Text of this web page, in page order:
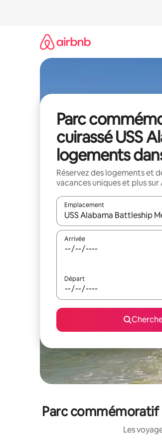
Parc
cuirassé USS
logements
Réservez des logements et
vacances uniques et plus sur
Emplacement
Quand les résultats sont
Arrivée
Départ
Parc commémoratif
Les